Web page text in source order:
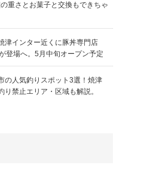
重さとお菓子と交換もできちゃ
津インター近くに豚丼専門店
登場へ。5月中旬オープン予定
の人気釣りスポット3選！焼津
り禁止エリア・区域も解説。